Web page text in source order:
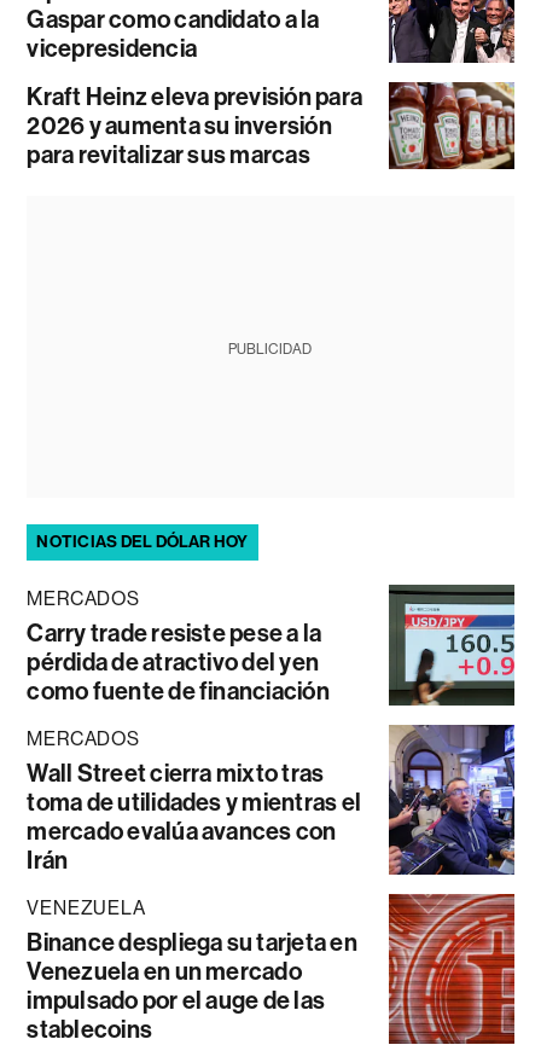
Gaspar como candidato a la
vicepresidencia
Kraft Heinz eleva previsión para
2026 y aumenta su inversión
para revitalizar sus marcas
PUBLICIDAD
NOTICIAS DEL DÓLAR HOY
MERCADOS
Carry trade resiste pese a la
pérdida de atractivo del yen
como fuente de financiación
MERCADOS
Wall Street cierra mixto tras
toma de utilidades y mientras el
mercado evalúa avances con
Irán
VENEZUELA
Binance despliega su tarjeta en
Venezuela en un mercado
impulsado por el auge de las
stablecoins